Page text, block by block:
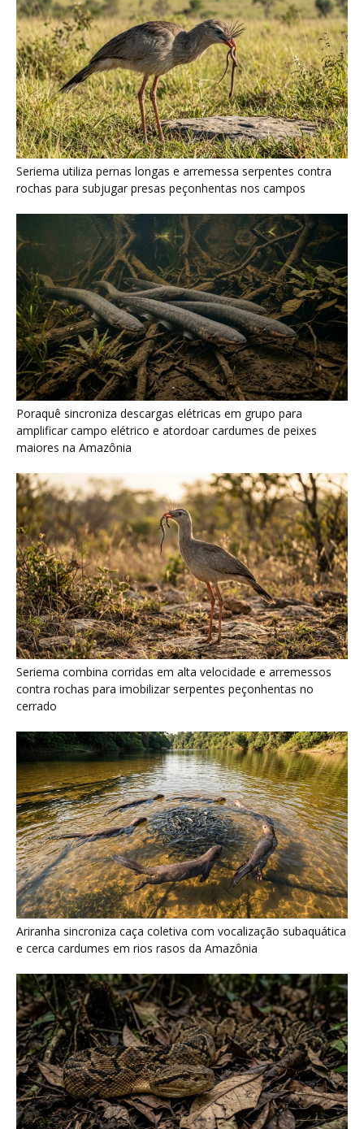
Poraquê sincroniza descargas elétricas em grupo para
amplificar campo elétrico e atordoar cardumes de peixes
maiores na Amazônia
Seriema combina corridas em alta velocidade e arremessos
contra rochas para imobilizar serpentes peçonhentas no
cerrado
Ariranha sincroniza caça coletiva com vocalização subaquática
e cerca cardumes em rios rasos da Amazônia
Surucucu detecta calor pela fosseta loreal e prepara ataque de
emboscada no escuro da floresta
Últimas noticias
Filhotes de tartaruga-da-amazônia vocalizam
dentro do ovo e sincronizam a saída...
7 de agosto de 2026